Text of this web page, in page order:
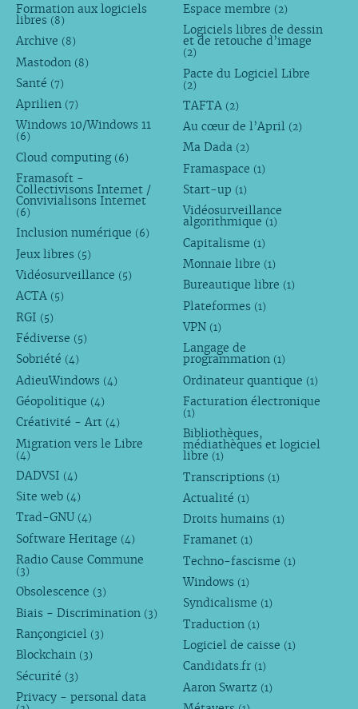
Formation aux logiciels
libres (8)
Archive (8)
Mastodon (8)
Santé (7)
Aprilien (7)
Windows 10/Windows 11
(6)
Cloud computing (6)
Framasoft -
Collectivisons Internet /
Convivialisons Internet
(6)
Inclusion numérique (6)
Jeux libres (5)
Vidéosurveillance (5)
ACTA (5)
RGI (5)
Fédiverse (5)
Sobriété (4)
AdieuWindows (4)
Géopolitique (4)
Créativité - Art (4)
Migration vers le Libre
(4)
DADVSI (4)
Site web (4)
Trad-GNU (4)
Software Heritage (4)
Radio Cause Commune
(3)
Obsolescence (3)
Biais - Discrimination (3)
Rançongiciel (3)
Blockchain (3)
Sécurité (3)
Privacy - personal data
Espace membre (2)
Logiciels libres de dessin
et de retouche d’image
(2)
Pacte du Logiciel Libre
(2)
TAFTA (2)
Au cœur de l’April (2)
Ma Dada (2)
Framaspace (1)
Start-up (1)
Vidéosurveillance
algorithmique (1)
Capitalisme (1)
Monnaie libre (1)
Bureautique libre (1)
Plateformes (1)
VPN (1)
Langage de
programmation (1)
Ordinateur quantique (1)
Facturation électronique
(1)
Bibliothèques,
médiathèques et logiciel
libre (1)
Transcriptions (1)
Actualité (1)
Droits humains (1)
Framanet (1)
Techno-fascisme (1)
Windows (1)
Syndicalisme (1)
Traduction (1)
Logiciel de caisse (1)
Candidats.fr (1)
Aaron Swartz (1)